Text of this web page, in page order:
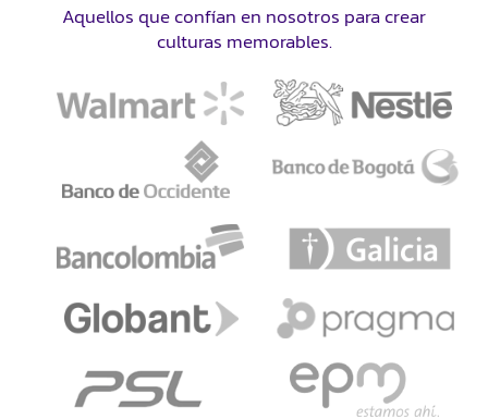
Aquellos que confían en nosotros para crear
culturas memorables.